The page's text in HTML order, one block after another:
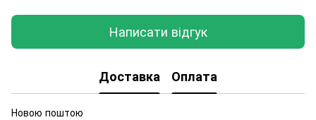
Написати відгук
Доставка Оплата
Новою поштою